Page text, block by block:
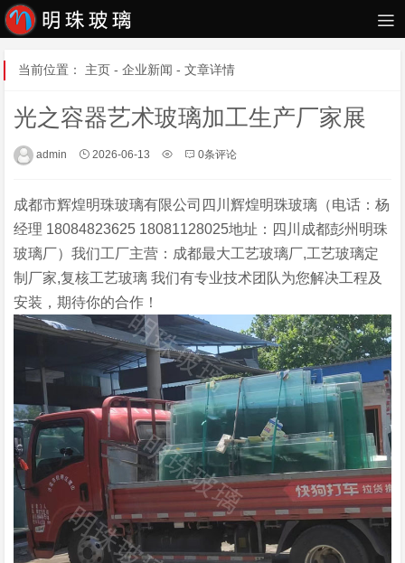
当前位置： 主页 - 企业新闻 - 文章详情
光之容器艺术玻璃加工生产厂家展
admin 2026-06-13 0条评论
成都市辉煌明珠玻璃有限公司四川辉煌明珠玻璃（电话：杨
经理 18084823625 18081128025地址：四川成都彭州明珠
玻璃厂）我们工厂主营：成都最大工艺玻璃厂,工艺玻璃定
制厂家,复核工艺玻璃 我们有专业技术团队为您解决工程及
安装，期待你的合作！